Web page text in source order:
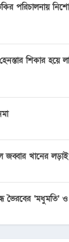
পরিচালনায়
শিকার হয়ে
জব্বার খানের লড়াই
ভৈরবের ‘মধুমতি’ ও